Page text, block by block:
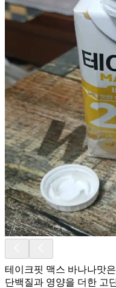
테이크핏 맥스 바나나맛
단백질과 영양을 더한 고